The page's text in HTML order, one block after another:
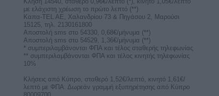
με ελάχιστη χρέωση το πρώτο λεπτό (**)
Καπα-TEL AE, Χαλανδρίου 73 & Πηγάσου 2, Μαρούσι
15125, τηλ. 2130161800
Αποστολή sms στο 54330, 0,68€/μήνυμα (**)
Αποστολή sms στο 54529, 1,36€/μήνυμα (**)
* συμπεριλαμβάνονται ΦΠΑ και τέλος σταθερής τηλεφωνίας
** συμπεριλαμβάνονται ΦΠΑ και τέλος κινητής τηλεφωνίας
10%
Κλήσεις από Κύπρο, σταθερό 1,52€/λεπτό, κινητό 1,61€/
λεπτό με ΦΠΑ. Δωρεάν γραμμή εξυπηρέτησης από Κύπρο